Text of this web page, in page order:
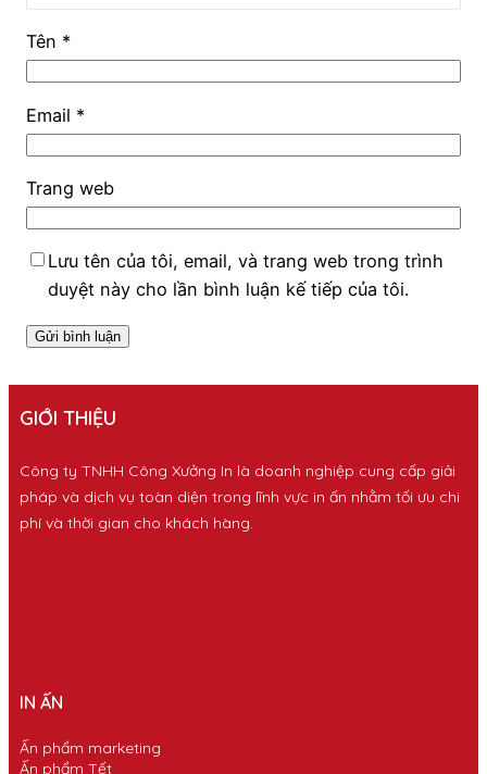
Tên *
Email *
Trang web
Lưu tên của tôi, email, và trang web trong trình
duyệt này cho lần bình luận kế tiếp của tôi.
GIỚI THIỆU
Công ty TNHH Công Xưởng In là doanh nghiệp cung cấp giải
pháp và dịch vụ toàn diện trong lĩnh vực in ấn nhằm tối ưu chi
phí và thời gian cho khách hàng.
IN ẤN
Ấn phẩm marketing
Ấn phẩm Tết